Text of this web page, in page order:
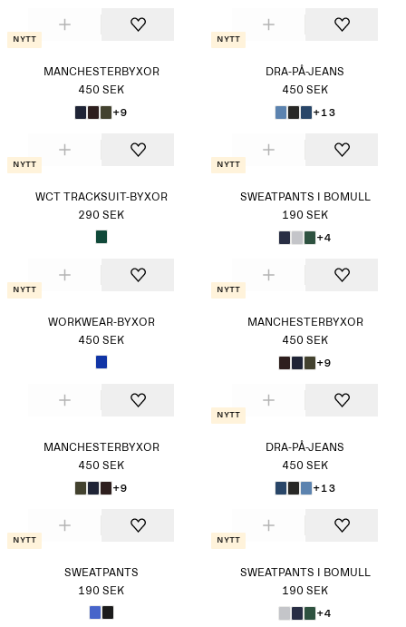
Nytt
MANCHESTERBYXOR
450 SEK
+9
Nytt
DRA-PÅ-JEANS
450 SEK
+13
Nytt
WCT TRACKSUIT-BYXOR
290 SEK
Nytt
SWEATPANTS I BOMULL
190 SEK
+4
Nytt
WORKWEAR-BYXOR
450 SEK
Nytt
MANCHESTERBYXOR
450 SEK
+9
MANCHESTERBYXOR
450 SEK
+9
Nytt
DRA-PÅ-JEANS
450 SEK
+13
Nytt
SWEATPANTS
190 SEK
Nytt
SWEATPANTS I BOMULL
190 SEK
+4